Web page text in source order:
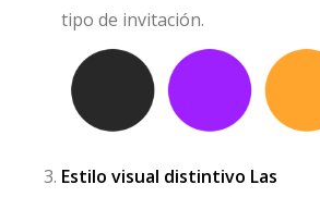
tipo de invitación.
Estilo visual distintivo Las